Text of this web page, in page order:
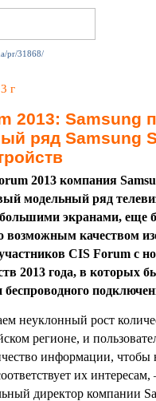
pr/31868/
г
2013: Samsung
ряд Samsung
2013 компания
модельный ряд
экранами, еще
возможным качеством
CIS Forum с
2013 года, в которых
беспроводного
неуклонный рост
регионе, и
информации, чтобы
их
директор компании